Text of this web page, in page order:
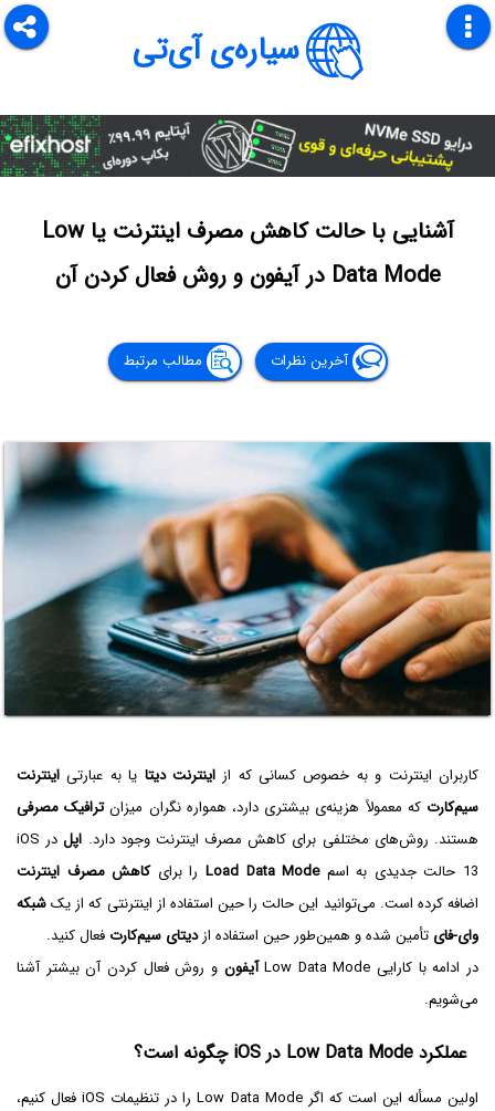
سیاره‌ی آی‌تی
آشنایی با حالت کاهش مصرف اینترنت یا Low
Data Mode در آیفون و روش فعال کردن آن
آخرین نظرات مطالب مرتبط
کاربران اینترنت و به خصوص کسانی که ازاینترنت دیتا یا به عبارتی اینترنت
سیم‌کارت که معمولاً هزینه‌ی بیشتری دارد، همواره نگران میزانترافیک مصرفی
هستند. روش‌های مختلفی برای کاهش مصرف اینترنت وجود دارد. اپل
در iOS
13 حالت جدیدی به اسم
Load Data Mode را برایکاهش مصرف اینترنت
اضافه کرده است. می‌توانید این حالت را حین استفاده از اینترنتی که از یکشبکه
وای-فای تأمین شده و همین‌طور حین استفاده ازدیتای سیم‌کارت فعال کنید.
در ادامه با کارایی Low Data Mode
آیفون و روش فعال کردن آن بیشتر آشنا
می‌شویم.
عملکرد Low Data Mode در iOS چگونه است؟
اولین مسأله این است که اگر Low Data Mode را در تنظیمات iOS فعال کنیم،